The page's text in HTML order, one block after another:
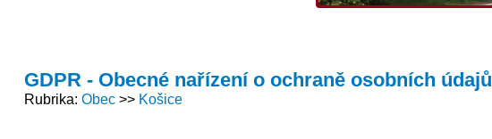
GDPR - Obecné nařízení o ochraně osobních údajů
Rubrika Obec Košice